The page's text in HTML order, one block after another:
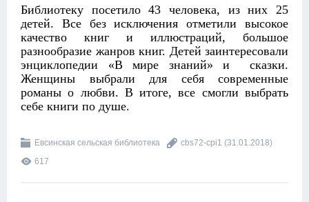
Библиотеку посетило 43 человека, из них 25
детей. Все без исключения отметили высокое
качество книг и иллюстраций, большое
разнообразие жанров книг. Детей заинтересовали
энциклопедии «В мире знаний» и сказки.
Женщины выбрали для себя современные
романы о любви. В итоге, все смогли выбрать
себе книги по душе.
Евсинская сельская библиотека cbs72-cpi1 (31.01.2018)
617